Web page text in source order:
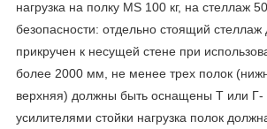
нагрузка на полку MS 100 кг, на стеллаж
безопасности: отдельно стоящий
прикручен к несущей стене при
более 2000 мм, не менее трех полок
верхняя) должны быть оснащены Т или Г-
усилителями стойки нагрузка полок